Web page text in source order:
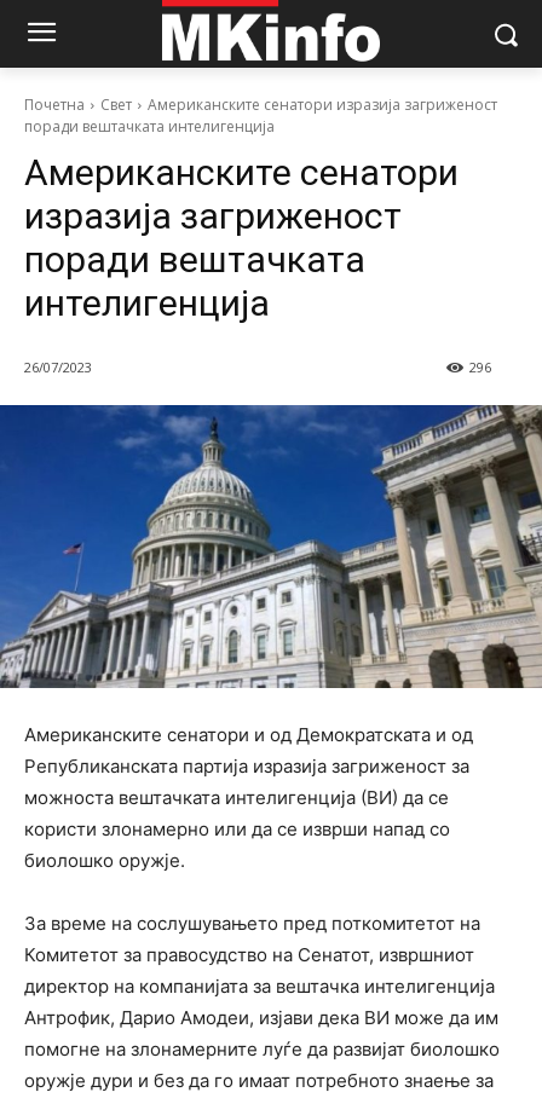
Почетна Свет
Американските сенатори изразија загриженост
поради вештачката интелигенција
Американските сенатори
изразија загриженост
поради вештачката
интелигенција
26/07/2023 296
Американските сенатори и од Демократската и од
Републиканската партија изразија загриженост за
можноста вештачката интелигенција (ВИ) да се
користи злонамерно или да се изврши напад со
биолошко оружје.
За време на сослушувањето пред поткомитетот на
Комитетот за правосудство на Сенатот, извршниот
директор на компанијата за вештачка интелигенција
Антрофик, Дарио Амодеи, изјави дека ВИ може да им
помогне на злонамерните луѓе да развијат биолошко
оружје дури и без да го имаат потребното знаење за